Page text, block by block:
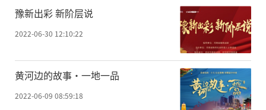
豫新出彩 新阶层说
2022-06-30 12:10:22
黄河边的故事·一地一品
2022-06-09 08:59:18